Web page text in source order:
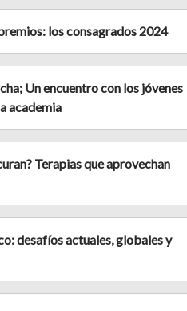
los consagrados 2024
Un encuentro con los jóvenes
academia
Terapias que aprovechan
desafíos actuales, globales y